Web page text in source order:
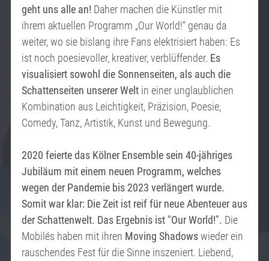
geht uns alle an! Daher machen die Künstler mit
ihrem aktuellen Programm „Our World!“ genau da
weiter, wo sie bislang ihre Fans elektrisiert haben: Es
ist noch poesievoller, kreativer, verblüffender. Es
visualisiert sowohl die Sonnenseiten, als auch die
Schattenseiten unserer Welt in einer unglaublichen
Kombination aus Leichtigkeit, Präzision, Poesie,
Comedy, Tanz, Artistik, Kunst und Bewegung.
2020 feierte das Kölner Ensemble sein 40-jähriges
Jubiläum mit einem neuen Programm, welches
wegen der Pandemie bis 2023 verlängert wurde.
Somit war klar: Die Zeit ist reif für neue Abenteuer aus
der Schattenwelt. Das Ergebnis ist "Our World!". Die
Mobilés haben mit ihren Moving Shadowswieder ein
rauschendes Fest für die Sinne inszeniert. Liebend,